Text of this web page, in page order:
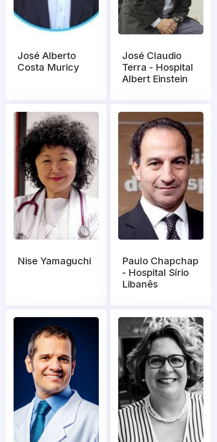
José Alberto
Costa Muricy
José Claudio
Terra - Hospital
Albert Einstein
Nise Yamaguchi
Paulo Chapchap
- Hospital Sírio
Libanês